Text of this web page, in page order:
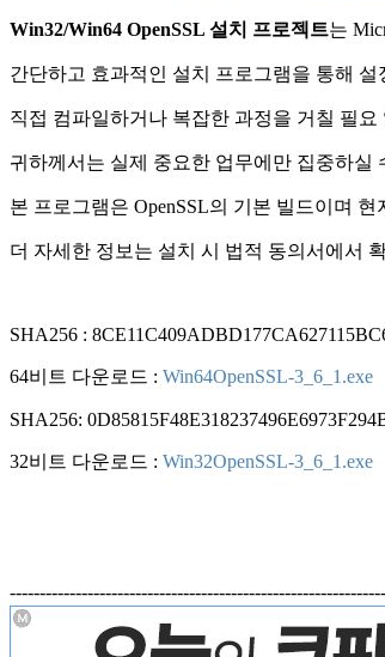
Win32/Win64 OpenSSL 설치 프로젝트는
간단하고 효과적인 설치 프로그램을 통해
직접 컴파일하거나 복잡한 과정을 거칠 필
귀하께서는 실제 중요한 업무에만 집중하실
본 프로그램은 OpenSSL의 기본 빌드이며
더 자세한 정보는 설치 시 법적 동의서에서
SHA256 :
64비트 다운로드 : Win64OpenSSL-3_6_1.exe
SHA256:
32비트 다운로드 : Win32OpenSSL-3_6_1.exe